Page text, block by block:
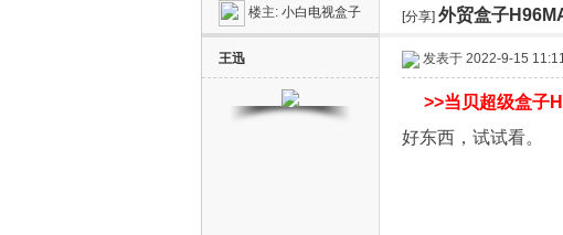
» › ›
楼主: 小白电视盒子 [分享] 外贸盒子
王迅 发表于 2022-9-15
>>当贝超级盒子
好东西，试试看。